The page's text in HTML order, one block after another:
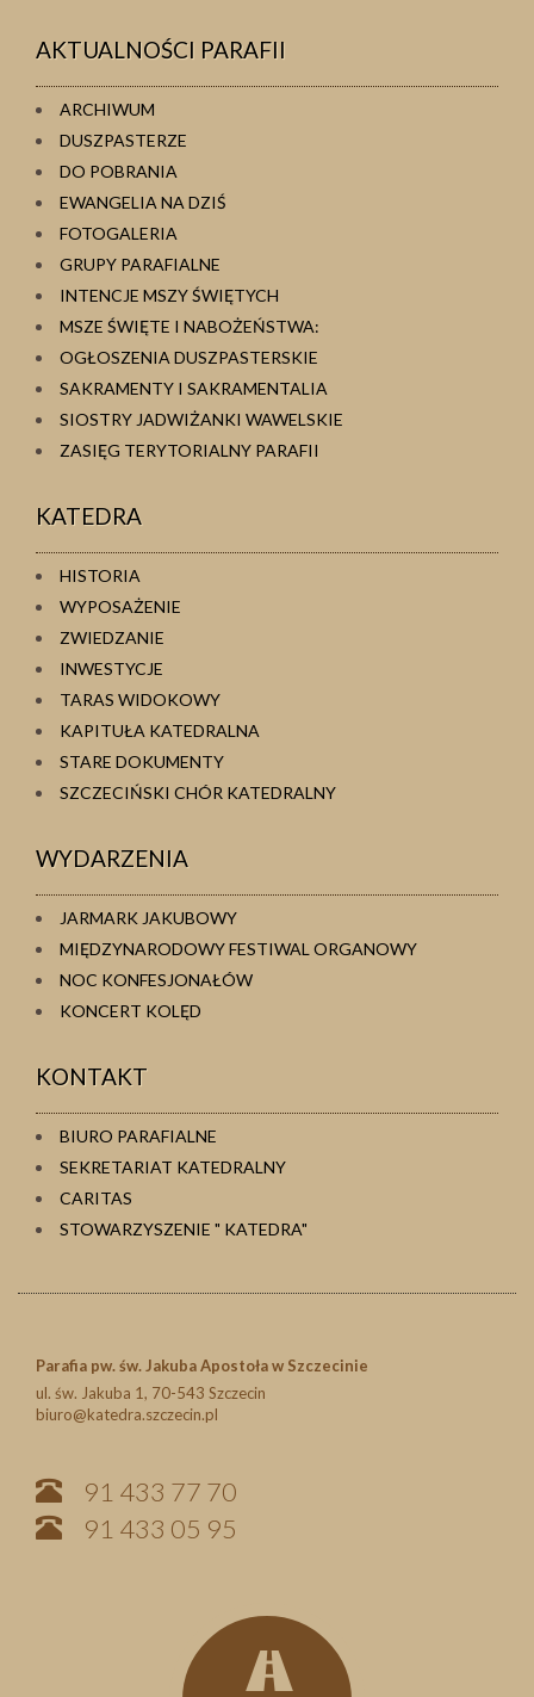
AKTUALNOŚCI PARAFII
ARCHIWUM
DUSZPASTERZE
DO POBRANIA
EWANGELIA NA DZIŚ
FOTOGALERIA
GRUPY PARAFIALNE
INTENCJE MSZY ŚWIĘTYCH
MSZE ŚWIĘTE I NABOŻEŃSTWA:
OGŁOSZENIA DUSZPASTERSKIE
SAKRAMENTY I SAKRAMENTALIA
SIOSTRY JADWIŻANKI WAWELSKIE
ZASIĘG TERYTORIALNY PARAFII
KATEDRA
HISTORIA
WYPOSAŻENIE
ZWIEDZANIE
INWESTYCJE
TARAS WIDOKOWY
KAPITUŁA KATEDRALNA
STARE DOKUMENTY
SZCZECIŃSKI CHÓR KATEDRALNY
WYDARZENIA
JARMARK JAKUBOWY
MIĘDZYNARODOWY FESTIWAL ORGANOWY
NOC KONFESJONAŁÓW
KONCERT KOLĘD
KONTAKT
BIURO PARAFIALNE
SEKRETARIAT KATEDRALNY
CARITAS
STOWARZYSZENIE " KATEDRA"
Parafia pw. św. Jakuba Apostoła w Szczecinie
ul. św. Jakuba 1, 70-543 Szczecin
biuro@katedra.szczecin.pl
91 433 77 70
91 433 05 95